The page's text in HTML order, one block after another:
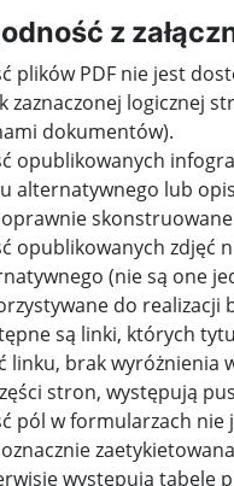
z
plików PDF nie jest
zaznaczonej logicznej
dokumentów).
opublikowanych
alternatywnego lub
opublikowanych zdjęć
(nie są one
do realizacji
są linki, których
linku, brak wyróżnienia
stron, występują
pól w formularzach
występują tabele